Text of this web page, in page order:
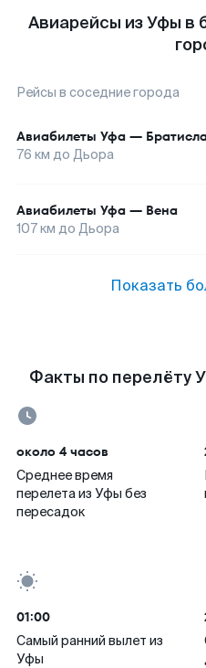
Авиарейсы из Уфы
Рейсы в соседние города
Авиабилеты Уфа —
76 км до Дьора
Авиабилеты Уфа — Вена
107км до Дьора
Показать
Факты по перелёту
около 4 часов
Среднее время
перелета из Уфы без
пересадок
01:00
Самый ранний вылет из
Уфы